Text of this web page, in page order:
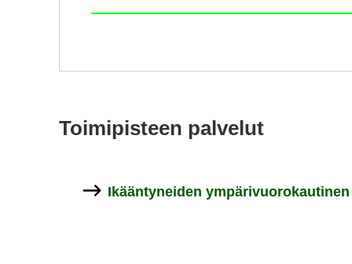
Toi­mi­pis­teen pal­ve­lut
Ikään­ty­nei­den